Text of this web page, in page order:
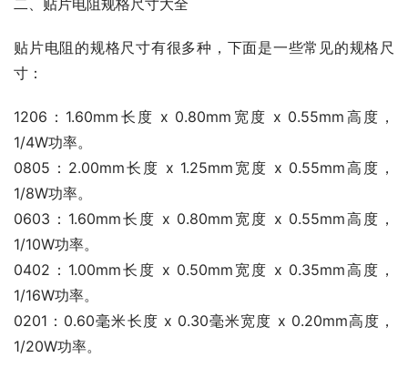
二、贴片电阻规格尺寸大全
贴片电阻的规格尺寸有很多种，下面是一些常见的规格尺
寸：
1206：1.60mm长度 x 0.80mm宽度 x 0.55mm高度，
1/4W功率。
0805：2.00mm长度 x 1.25mm宽度 x 0.55mm高度，
1/8W功率。
0603：1.60mm长度 x 0.80mm宽度 x 0.55mm高度，
1/10W功率。
0402：1.00mm长度 x 0.50mm宽度 x 0.35mm高度，
1/16W功率。
0201：0.60毫米长度 x 0.30毫米宽度 x 0.20mm高度，
1/20W功率。